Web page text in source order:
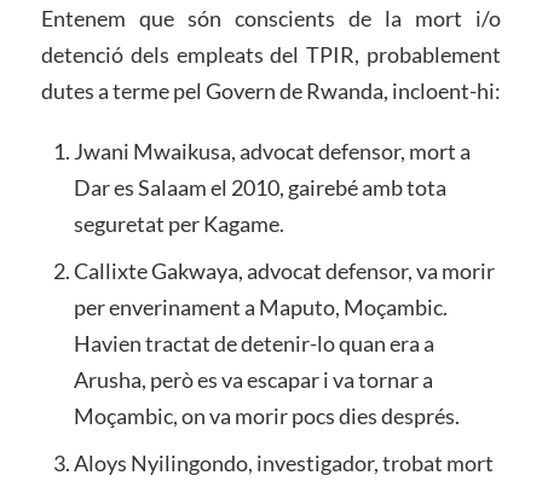
Entenem que són conscients de la mort i/o
detenció dels empleats del TPIR, probablement
dutes a terme pel Govern de Rwanda, incloent-hi:
Jwani Mwaikusa, advocat defensor, mort a
Dar es Salaam el 2010, gairebé amb tota
seguretat per Kagame.
Callixte Gakwaya, advocat defensor, va morir
per enverinament a Maputo, Moçambic.
Havien tractat de detenir-lo quan era a
Arusha, però es va escapar i va tornar a
Moçambic, on va morir pocs dies després.
Aloys Nyilingondo, investigador, trobat mort